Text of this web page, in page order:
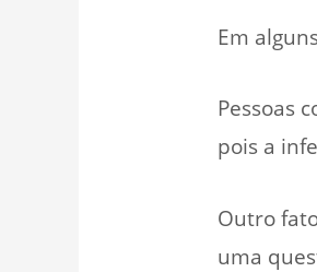
Em
Pessoas
pois a
Outro
uma